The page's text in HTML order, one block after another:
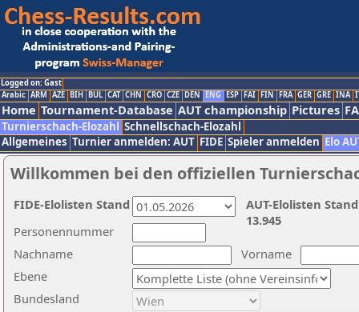
Logged on: Gast
Arabic ARM AZE BIH BUL CAT CHN CRO CZE DEN ENG ESP FAI FIN FRA GER GRE INA
Home Tournament-Database AUT championship Pictures
Turnierschach-Elozahl Schnellschach-Elozahl
Allgemeines Turnier anmelden: AUT FIDE Spieler anmelden Elo
Willkommen bei den offiziellen
Nachname
Vorname
Ebene
Personennummer
Bundesland
AUT-Elolisten
13.945
FIDE-Elolisten Stand